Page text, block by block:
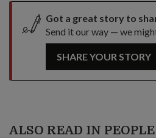
Got a great story to
Send it our way — we
SHARE YOUR STORY
ALSO READ IN PEOPLE